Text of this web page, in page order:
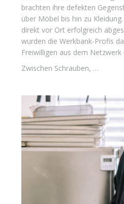
brachten ihre defekten
über Möbel bis hin zu
direkt vor Ort erfolgreich
wurden die Werkbank-Profis
Freiwilligen aus dem
Zwischen Schrauben, …